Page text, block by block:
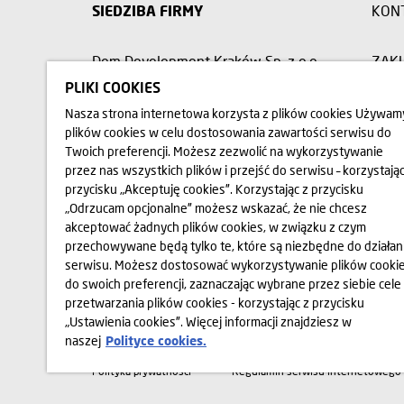
SIEDZIBA FIRMY
Dom Development Kraków Sp. z o.o.
ul. Wadowicka 3A, 30-347 Kraków
12 312 37 00
Przedstawione na stronie internetowej www.domd.pl
Wygląd budynku oraz zagospodarowanie terenu mogą
cechy świadczenia oraz funkcjonalność budynku. Wszelkie
rozpowszechniania wszelkich danych i materiałów dostępnych
przepisom ustawy z dnia 4 lutego 1994 r. o Prawie autorskim i
Wykorzystywanie danych lub materiałów z niniejszej strony w
Development S.A. W przypadku zapotrzebowania na w/w
Polityka prywatności Regulamin serwisu internetowego
PLIKI COOKIES
Nasza strona internetowa korzysta z plików cookies
plików cookies w celu dostosowania zawartości serwisu do
Twoich preferencji. Możesz zezwolić na wykorzystywanie
przez nas wszystkich plików i przejść do serwisu –
przycisku „Akceptuję cookies”. Korzystając z przycisku
„Odrzucam opcjonalne” możesz wskazać, że nie chcesz
akceptować żadnych plików cookies, w związku z czym
przechowywane będą tylko te, które są niezbędne do
serwisu. Możesz dostosować wykorzystywanie plików
do swoich preferencji, zaznaczając wybrane przez siebie cele
przetwarzania plików cookies - korzystając z przycisku
„Ustawienia cookies”. Więcej informacji znajdziesz w
naszej Polityce cookies.